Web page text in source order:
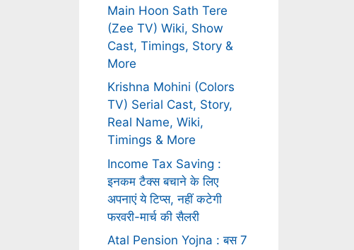
Main Hoon Sath Tere
(Zee TV) Wiki, Show
Cast, Timings, Story &
More
Krishna Mohini (Colors
TV) Serial Cast, Story,
Real Name, Wiki,
Timings & More
Income Tax Saving :
इनकम टैक्स बचाने के लिए
अपनाएं ये टिप्स, नहीं कटेगी
फरवरी-मार्च की सैलरी
Atal Pension Yojna : बस 7